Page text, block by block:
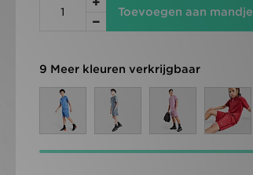
Toevoegen aan mandje
9 Meer kleuren verkrijgbaar